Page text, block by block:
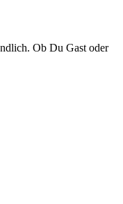
Ob Du Gast oder